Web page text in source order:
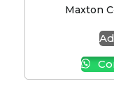
Maxton